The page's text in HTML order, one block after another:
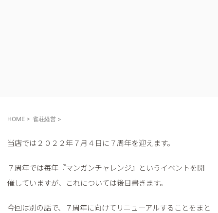
HOME > 雀荘経営 >
当店では２０２２年７月４日に７周年を迎えます。
７周年では毎年『マンガンチャレンジ』というイベントを開
催していますが、これについては後日書きます。
今回は別の話で、７周年に向けてリニューアルすることをまと